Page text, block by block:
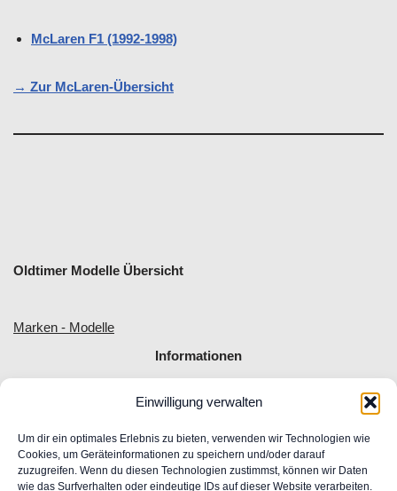
Einwilligung verwalten
Um dir ein optimales Erlebnis zu bieten, verwenden wir Technologien wie
Cookies, um Geräteinformationen zu speichern und/oder darauf
zuzugreifen. Wenn du diesen Technologien zustimmst, können wir Daten
wie das Surfverhalten oder eindeutige IDs auf dieser Website verarbeiten.
McLaren F1 (1992-1998)
→ Zur McLaren-Übersicht
Oldtimer Modelle Übersicht
Marken - Modelle
Informationen
Allgemeine Geschäftsbedingungen
Impressum
Widerrufsrecht
Datenschutz